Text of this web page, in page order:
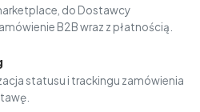
do Dostawcy
B2B wraz z płatnością.
statusu i trackingu zamówienia